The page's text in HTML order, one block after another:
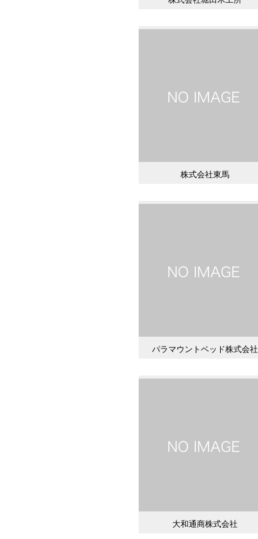
株式会社東馬
パラマウントベッド株式会社
大和通商株式会社